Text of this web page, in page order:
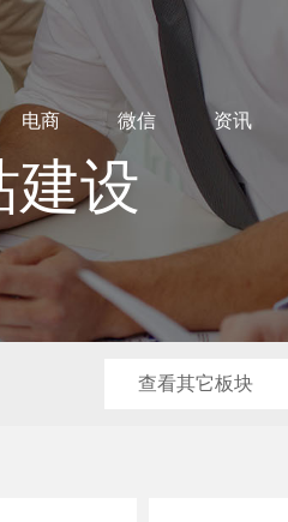
电商 微信 资讯
建设
查看其它板块